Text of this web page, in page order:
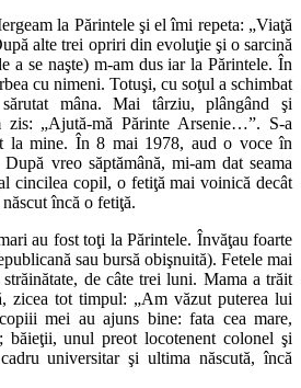
la Părintele şi el îmi repeta: „Viaţă
alte trei opriri din evoluţie şi o sarcină
a se naşte) m-am dus iar la Părintele. În
cu nimeni. Totuşi, cu soţul a schimbat
mâna. Mai târziu, plângând şi
zis: „Ajută-mă Părinte Arsenie…”. S-a
la mine. În 8 mai 1978, aud o voce în
vreo săptămână, mi-am dat seama
cincilea copil, o fetiţă mai voinică decât
încă o fetiţă.
au fost toţi la Părintele. Învăţau foarte
sau bursă obişnuită). Fetele mai
de câte trei luni. Mama a trăit
zicea tot timpul: „Am văzut puterea lui
mei au ajuns bine: fata cea mare,
băieţii, unul preot locotenent colonel şi
universitar şi ultima născută, încă